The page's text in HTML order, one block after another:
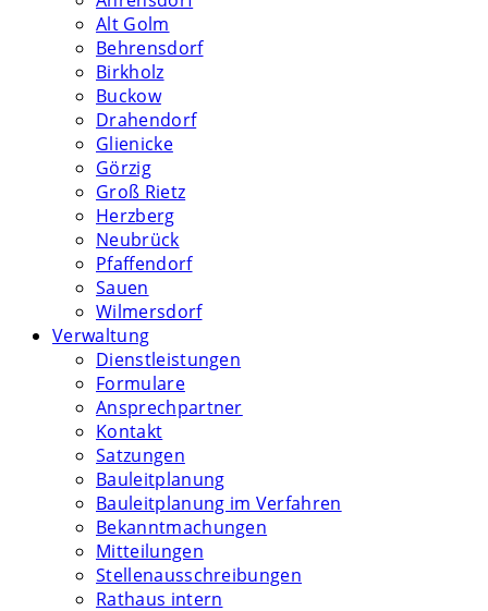
Alt Golm
Behrensdorf
Birkholz
Buckow
Drahendorf
Glienicke
Görzig
Groß Rietz
Herzberg
Neubrück
Pfaffendorf
Sauen
Wilmersdorf
Verwaltung
Dienstleistungen
Formulare
Ansprechpartner
Kontakt
Satzungen
Bauleitplanung
Bauleitplanung im Verfahren
Bekanntmachungen
Mitteilungen
Stellenausschreibungen
Rathaus intern